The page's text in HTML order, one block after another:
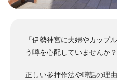
「伊勢神宮に夫婦やカップ
う噂を心配していませんか？
正しい参拝作法や噂話の理